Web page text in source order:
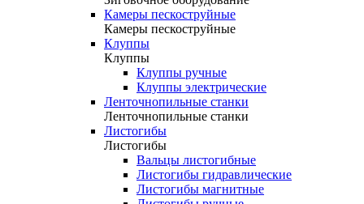
Камеры пескоструйные
Камеры пескоструйные
Клуппы
Клуппы
Клуппы ручные
Клуппы электрические
Ленточнопильные станки
Ленточнопильные станки
Листогибы
Листогибы
Вальцы листогибные
Листогибы гидравлические
Листогибы магнитные